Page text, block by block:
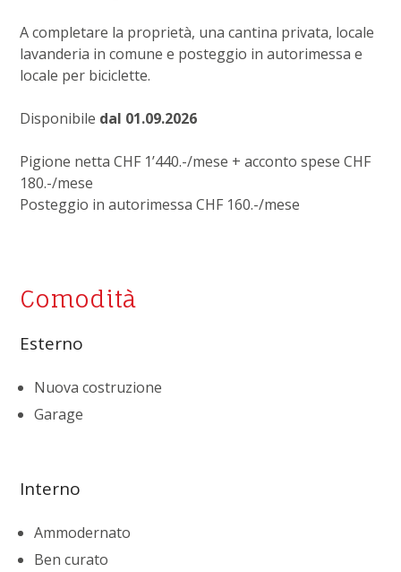
A completare la proprietà, una cantina privata, locale
lavanderia in comune e posteggio in autorimessa e
locale per biciclette.
Disponibile dal 01.09.2026
Pigione netta CHF 1’440.-/mese + acconto spese CHF
180.-/mese
Posteggio in autorimessa CHF 160.-/mese
Comodità
Esterno
Nuova costruzione
Garage
Interno
Ammodernato
Ben curato